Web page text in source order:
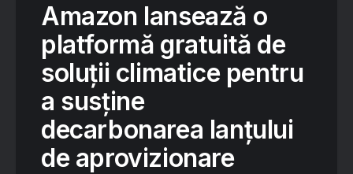
Amazon lansează o
platformă gratuită de
soluții climatice pentru
a susține
decarbonarea lanțului
de aprovizionare